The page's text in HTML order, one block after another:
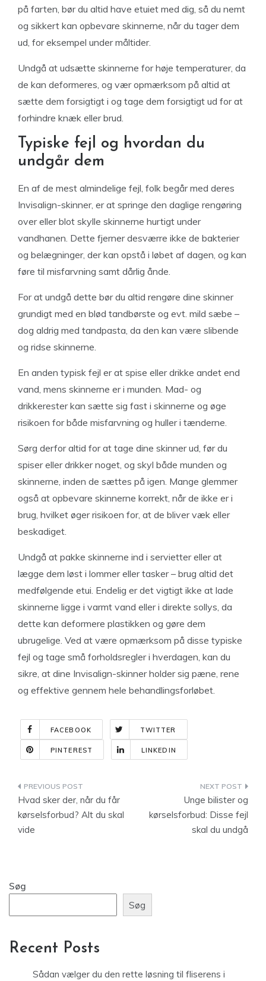
på farten, bør du altid have etuiet med dig, så du nemt
og sikkert kan opbevare skinnerne, når du tager dem
ud, for eksempel under måltider.
Undgå at udsætte skinnerne for høje temperaturer, da
de kan deformeres, og vær opmærksom på altid at
sætte dem forsigtigt i og tage dem forsigtigt ud for at
forhindre knæk eller brud.
Typiske fejl og hvordan du
undgår dem
En af de mest almindelige fejl, folk begår med deres
Invisalign-skinner, er at springe den daglige rengøring
over eller blot skylle skinnerne hurtigt under
vandhanen. Dette fjerner desværre ikke de bakterier
og belægninger, der kan opstå i løbet af dagen, og kan
føre til misfarvning samt dårlig ånde.
For at undgå dette bør du altid rengøre dine skinner
grundigt med en blød tandbørste og evt. mild sæbe –
dog aldrig med tandpasta, da den kan være slibende
og ridse skinnerne.
En anden typisk fejl er at spise eller drikke andet end
vand, mens skinnerne er i munden. Mad- og
drikkerester kan sætte sig fast i skinnerne og øge
risikoen for både misfarvning og huller i tænderne.
Sørg derfor altid for at tage dine skinner ud, før du
spiser eller drikker noget, og skyl både munden og
skinnerne, inden de sættes på igen. Mange glemmer
også at opbevare skinnerne korrekt, når de ikke er i
brug, hvilket øger risikoen for, at de bliver væk eller
beskadiget.
Undgå at pakke skinnerne ind i servietter eller at
lægge dem løst i lommer eller tasker – brug altid det
medfølgende etui. Endelig er det vigtigt ikke at lade
skinnerne ligge i varmt vand eller i direkte sollys, da
dette kan deformere plastikken og gøre dem
ubrugelige. Ved at være opmærksom på disse typiske
fejl og tage små forholdsregler i hverdagen, kan du
sikre, at dine Invisalign-skinner holder sig pæne, rene
og effektive gennem hele behandlingsforløbet.
FACEBOOK TWITTER
PINTEREST LINKEDIN
Indlægsnavigation
Hvad sker der, når du får
kørselsforbud? Alt du skal
vide
Unge bilister og
kørselsforbud: Disse fejl
skal du undgå
Søg
Søg
Recent Posts
Sådan vælger du den rette løsning til fliserens i